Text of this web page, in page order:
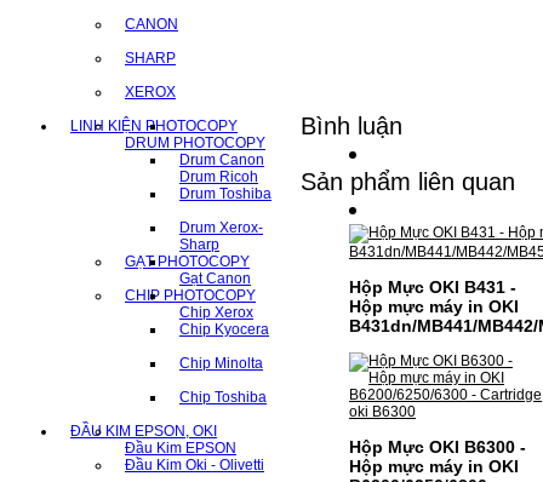
CANON
SHARP
XEROX
LINH KIỆN PHOTOCOPY
DRUM PHOTOCOPY
Drum Canon
Drum Ricoh
Drum Toshiba
Drum Xerox-
Sharp
GẠT PHOTOCOPY
Gạt Canon
CHIP PHOTOCOPY
Chip Xerox
Chip Kyocera
Chip Minolta
Chip Toshiba
ĐẦU KIM EPSON, OKI
Đầu Kim EPSON
Đầu Kim Oki - Olivetti
Bình luận
Sản phẩm liên quan
Hộp Mực OKI B431 -
Hộp mực máy in OKI
B431dn/MB441/
Hộp Mực OKI B6300 -
Hộp mực máy in OKI